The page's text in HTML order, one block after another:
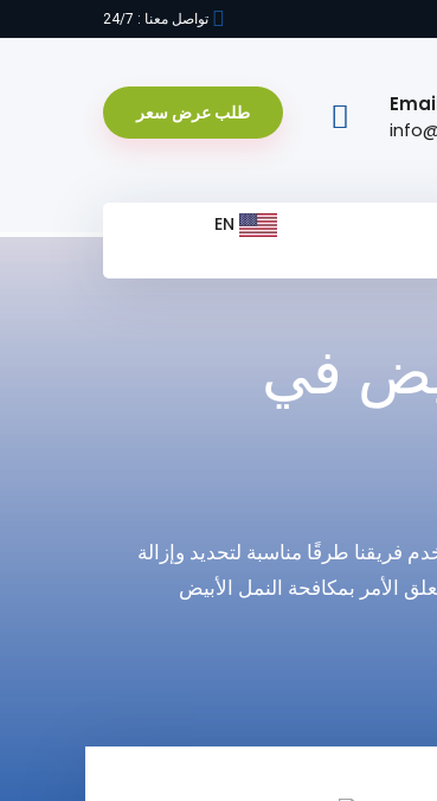
تواصل معنا : 24/7
طلب عرض سعر
EN
في
طرقًا مناسبة لتحديد وإزالة
الأمر بمكافحة النمل الأبيض